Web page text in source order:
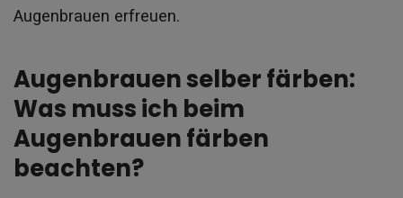
Augenbrauen erfreuen.
Augenbrauen selber färben:
Was muss ich beim
Augenbrauen färben
beachten?